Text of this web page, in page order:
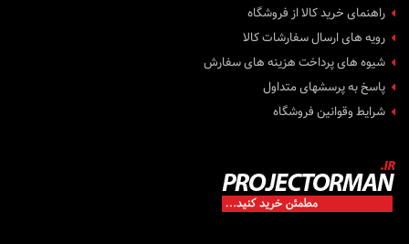
راهنمای خرید کالا از فروشگاه
رویه های ارسال سفارشات کالا
شیوه های پرداخت هزینه های سفارش
پاسخ به پرسشهای متداول
شرایط وقوانین فروشگاه